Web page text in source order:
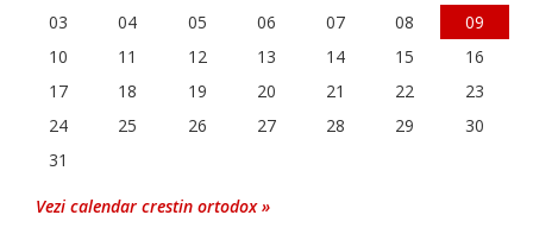
03
04 05 06 07 08
09
10
11 12 13 14 15
16
17
18 19 20 21 22
23
24
25 26 27 28 29
30
31
Vezi calendar crestin ortodox »